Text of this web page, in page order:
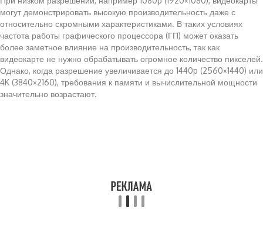
могут демонстрировать высокую производительность даже с
относительно скромными характеристиками. В таких условиях
частота работы графического процессора (ГП) может оказать
более заметное влияние на производительность, так как
видеокарте не нужно обрабатывать огромное количество пикселей.
Однако, когда разрешение увеличивается до 1440p (2560×1440) или
4K (3840×2160), требования к памяти и вычислительной мощности
значительно возрастают.